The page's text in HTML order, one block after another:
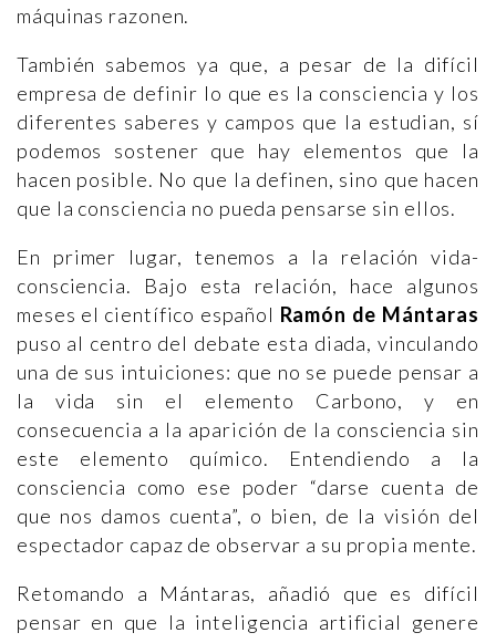
máquinas razonen.
También sabemos ya que, a pesar de la difícil
empresa de definir lo que es la consciencia y los
diferentes saberes y campos que la estudian, sí
podemos sostener que hay elementos que la
hacen posible. No que la definen, sino que hacen
que la consciencia no pueda pensarse sin ellos.
En primer lugar, tenemos a la relación vida-
consciencia. Bajo esta relación, hace algunos
meses el científico español Ramón de Mántaras
puso al centro del debate esta diada, vinculando
una de sus intuiciones: que no se puede pensar a
la vida sin el elemento Carbono, y en
consecuencia a la aparición de la consciencia sin
este elemento químico. Entendiendo a la
consciencia como ese poder “darse cuenta de
que nos damos cuenta”, o bien, de la visión del
espectador capaz de observar a su propia mente.
Retomando a Mántaras, añadió que es difícil
pensar en que la inteligencia artificial genere